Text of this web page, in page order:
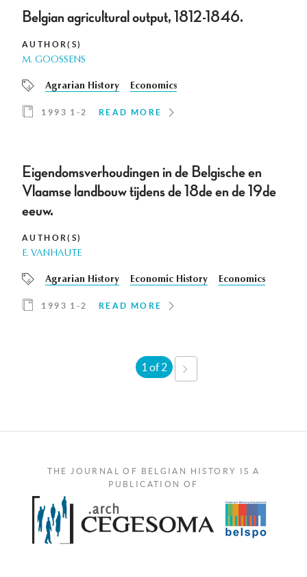
Belgian agricultural output, 1812-1846.
AUTHOR(S)
M. GOOSSENS
Agrarian History Economics
1993 1-2 READ MORE
Eigendomsverhoudingen in de Belgische en
Vlaamse landbouw tijdens de 18de en de 19de
eeuw.
AUTHOR(S)
E. VANHAUTE
Agrarian History Economic History Economics
1993 1-2 READ MORE
1 of 2
THE JOURNAL OF BELGIAN HISTORY IS A
PUBLICATION OF